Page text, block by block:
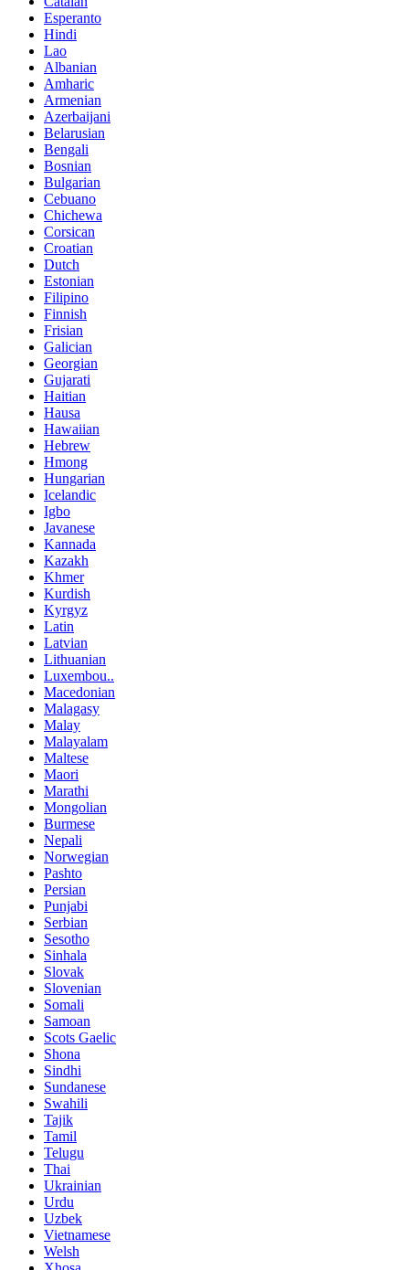
Esperanto
Hindi
Lao
Albanian
Amharic
Armenian
Azerbaijani
Belarusian
Bengali
Bosnian
Bulgarian
Cebuano
Chichewa
Corsican
Croatian
Dutch
Estonian
Filipino
Finnish
Frisian
Galician
Georgian
Gujarati
Haitian
Hausa
Hawaiian
Hebrew
Hmong
Hungarian
Icelandic
Igbo
Javanese
Kannada
Kazakh
Khmer
Kurdish
Kyrgyz
Latin
Latvian
Lithuanian
Luxembou..
Macedonian
Malagasy
Malay
Malayalam
Maltese
Maori
Marathi
Mongolian
Burmese
Nepali
Norwegian
Pashto
Persian
Punjabi
Serbian
Sesotho
Sinhala
Slovak
Slovenian
Somali
Samoan
Scots Gaelic
Shona
Sindhi
Sundanese
Swahili
Tajik
Tamil
Telugu
Thai
Ukrainian
Urdu
Uzbek
Vietnamese
Welsh